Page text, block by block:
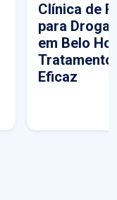
Clínica de
para
em Belo
Tratamento
Eficaz